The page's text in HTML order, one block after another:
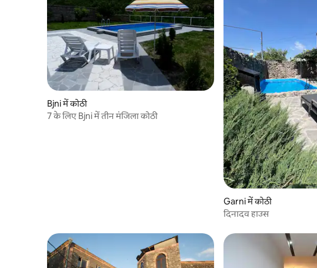
Bjni में कोठी
7 के लिए Bjni में तीन मंजिला कोठी
Garni में कोठी
दिनादव हाउस